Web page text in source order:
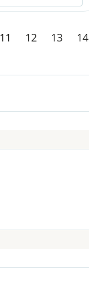
11 12 13 14